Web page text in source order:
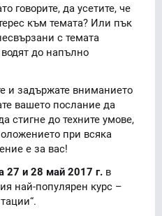
говорите, да усетите, че
към темата? Или пък
с темата
до напълно
и задържате вниманието
вашето послание да
стигне до техните умове,
при всяка
е за вас!
27 и 28 май 2017 г. в
най-популярен курс –